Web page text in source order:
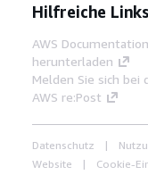
Hilfreiche Links
AWS
herunterladen
Melden Sie sich bei
AWS re:Post
Datenschutz
Website
Cookie-